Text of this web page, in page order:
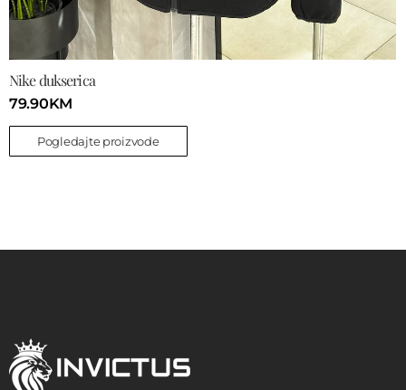
Nike dukserica
79.90KM
Pogledajte proizvode